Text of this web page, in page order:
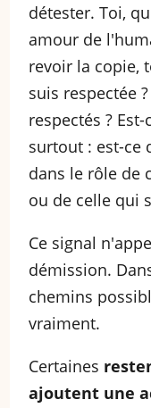
détester. Toi,
amour de
revoir la copie,
suis respectée
respectés ?
surtout : est-ce
dans le rôle de
ou de celle qui
Ce signal
démission.
chemins
vraiment.
Certaines
ajoutent une